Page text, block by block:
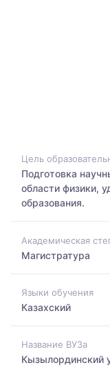
Цель
Подготовка
области физики,
образования.
Академическая
Магистратура
Языки обучения
Казахский
Название ВУЗа
Кызылординский